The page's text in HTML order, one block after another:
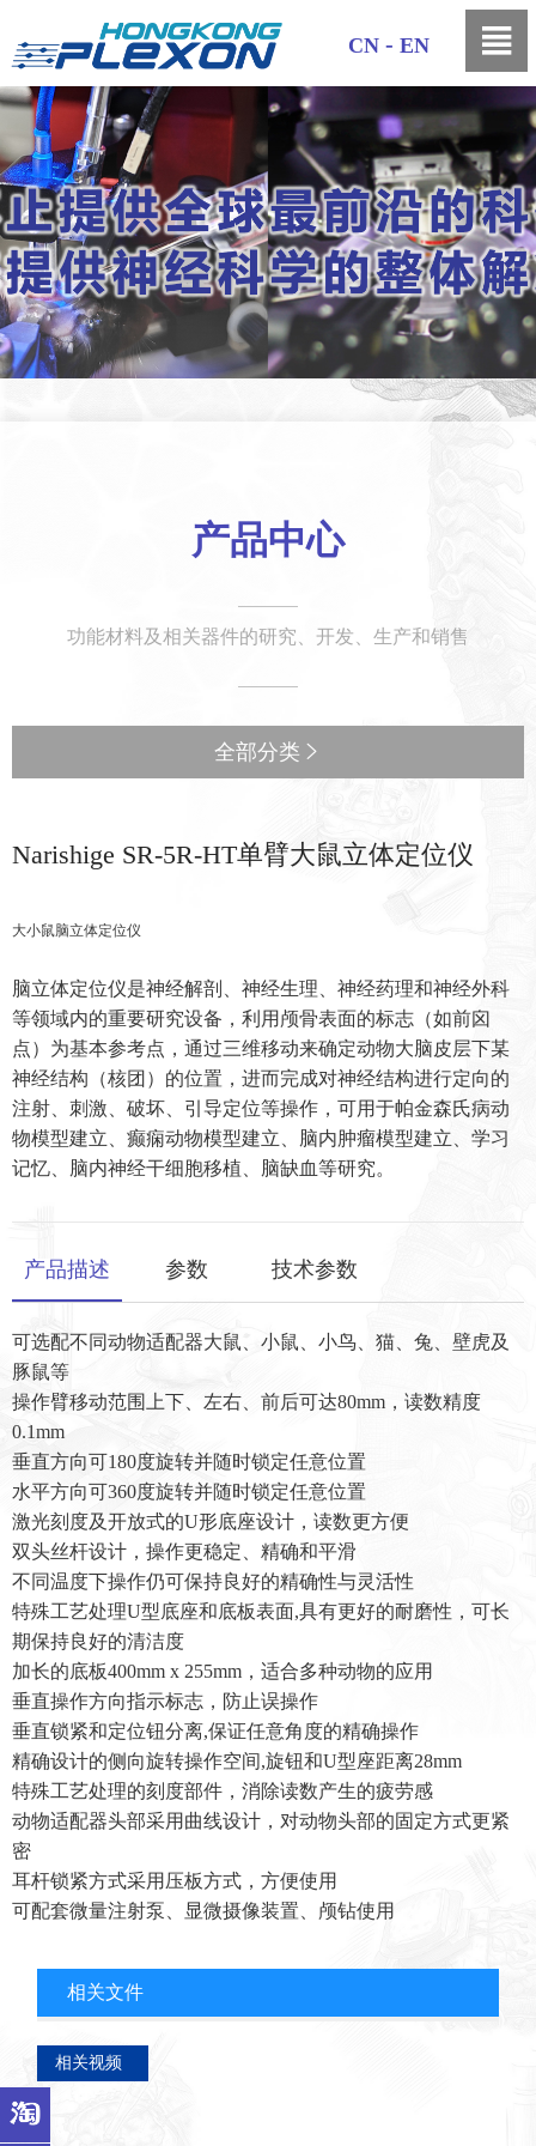

CN -EN
产品中心
功能材料及相关器件的研究、开发、生产和销售
全部分类 
Narishige SR-5R-HT单臂大鼠立体定位仪
大小鼠脑立体定位仪
脑立体定位仪是神经解剖、神经生理、神经药理和神经外科
等领域内的重要研究设备，利用颅骨表面的标志（如前囟
点）为基本参考点，通过三维移动来确定动物大脑皮层下某
神经结构（核团）的位置，进而完成对神经结构进行定向的
注射、刺激、破坏、引导定位等操作，可用于帕金森氏病动
物模型建立、癫痫动物模型建立、脑内肿瘤模型建立、学习
记忆、脑内神经干细胞移植、脑缺血等研究。
产品描述 参数 技术参数
可选配不同动物适配器大鼠、小鼠、小鸟、猫、兔、壁虎及
豚鼠等
操作臂移动范围上下、左右、前后可达80mm，读数精度
0.1mm
垂直方向可180度旋转并随时锁定任意位置
水平方向可360度旋转并随时锁定任意位置
激光刻度及开放式的U形底座设计，读数更方便
双头丝杆设计，操作更稳定、精确和平滑
不同温度下操作仍可保持良好的精确性与灵活性
特殊工艺处理U型底座和底板表面,具有更好的耐磨性，可长
期保持良好的清洁度
加长的底板400mm x 255mm，适合多种动物的应用
垂直操作方向指示标志，防止误操作
垂直锁紧和定位钮分离,保证任意角度的精确操作
精确设计的侧向旋转操作空间,旋钮和U型座距离28mm
特殊工艺处理的刻度部件，消除读数产生的疲劳感
动物适配器头部采用曲线设计，对动物头部的固定方式更紧
密
耳杆锁紧方式采用压板方式，方便使用
可配套微量注射泵、显微摄像装置、颅钻使用
相关文件
相关视频